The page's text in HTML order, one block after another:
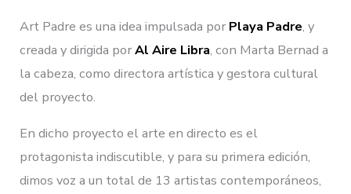
Art Padre es una idea impulsada porPlaya Padre, y
creada y dirigida porAl Aire Libra, con Marta Bernad a
la cabeza, como directora artística y gestora cultural
del proyecto.
En dicho proyecto el arte en directo es el
protagonista indiscutible, y para su primera edición,
dimos voz a un total de 13 artistas contemporáneos,